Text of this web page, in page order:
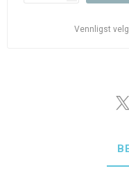
Vennligst